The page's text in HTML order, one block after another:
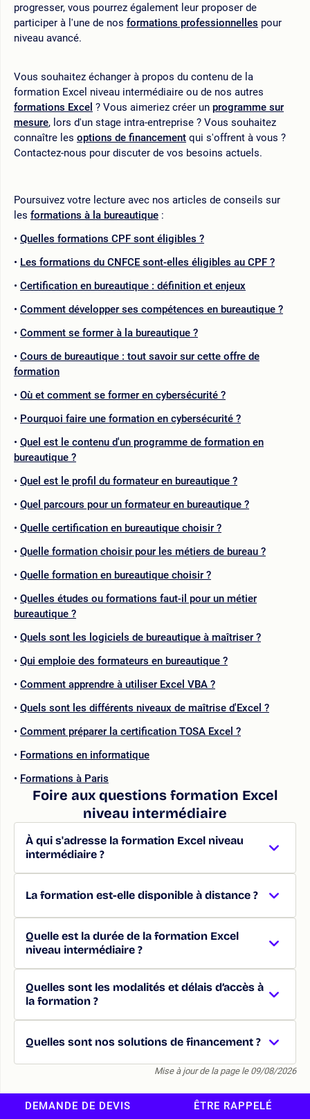
progresser, vous pourrez également leur proposer de
participer à l'une de nos formations professionnelles pour
niveau avancé.
Vous souhaitez échanger à propos du contenu de la
formation Excel niveau intermédiaire ou de nos autres
formations Excel ? Vous aimeriez créer un programme sur
mesure, lors d'un stage intra-entreprise ? Vous souhaitez
connaître les options de financement qui s'offrent à vous ?
Contactez-nous pour discuter de vos besoins actuels.
Poursuivez votre lecture avec nos articles de conseils sur
les formations à la bureautique :
Quelles formations CPF sont éligibles ?
Les formations du CNFCE sont-elles éligibles au CPF ?
Certification en bureautique : définition et enjeux
Comment développer ses compétences en bureautique ?
Comment se former à la bureautique ?
Cours de bureautique : tout savoir sur cette offre de
formation
Où et comment se former en cybersécurité ?
Pourquoi faire une formation en cybersécurité ?
Quel est le contenu d'un programme de formation en
bureautique ?
Quel est le profil du formateur en bureautique ?
Quel parcours pour un formateur en bureautique ?
Quelle certification en bureautique choisir ?
Quelle formation choisir pour les métiers de bureau ?
Quelle formation en bureautique choisir ?
Quelles études ou formations faut-il pour un métier
bureautique ?
Quels sont les logiciels de bureautique à maîtriser ?
Qui emploie des formateurs en bureautique ?
Comment apprendre à utiliser Excel VBA ?
Quels sont les différents niveaux de maîtrise d'Excel ?
Comment préparer la certification TOSA Excel ?
Formations en informatique
Formations à Paris
Foire aux questions formation Excel
niveau intermédiaire
À qui s'adresse la formation Excel niveau
intermédiaire ?
La formation est-elle disponible à distance ?
Quelle est la durée de la formation Excel
niveau intermédiaire ?
Quelles sont les modalités et délais d’accès à
la formation ?
Quelles sont nos solutions de financement ?
Mise à jour de la page le 09/08/2026
DEMANDE DE DEVIS ÊTRE RAPPELÉ